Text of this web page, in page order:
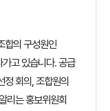
합의 구성원인
고 있습니다. 공급
정 회의, 조합원의
리는 홍보위원회